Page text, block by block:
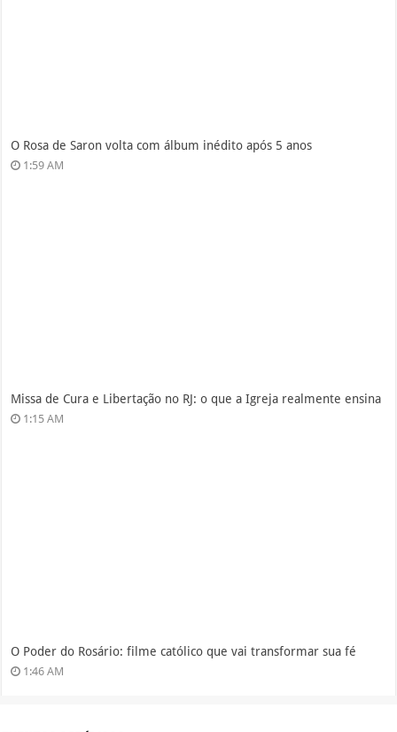
O Rosa de Saron volta com álbum inédito após 5 anos
1:59 AM
Missa de Cura e Libertação no RJ: o que a Igreja realmente ensina
1:15 AM
O Poder do Rosário: filme católico que vai transformar sua fé
1:46 AM